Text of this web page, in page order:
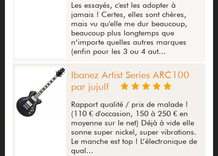
Les essayés, c'est les adopter à
jamais ! Certes, elles sont chères,
mais vu qu'elle me dur beaucoup,
beaucoup plus longtemps que
n’importe quelles autres marques
(enfin pour les 3 ou 4 aut...
Ibanez Artist Series ARC100
par jujulf
Rapport qualité / prix de malade !
(110 € d'occasion, 150 à 250 € en
moyenne sur le net) Déjà à vide elle
sonne super nickel, super vibrations.
Le manche est top ! L’électronique de
qual...